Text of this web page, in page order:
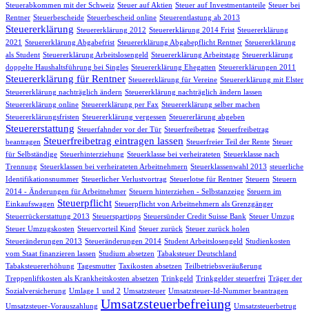
Steuerabkommen mit der Schweiz Steuer auf Aktien Steuer auf Investmentanteile Steuer bei
Rentner Steuerbescheide Steuerbescheid online Steuerentlastung ab 2013
Steuererklärung Steuererklärung 2012 Steuererklärung 2014 Frist Steuererklärung
2021
Steuererklärung Abgabefrist Steuererklärung Abgabepflicht Rentner Steuererklärung
als Student Steuererklärung Arbeitslosengeld Steuererklärung Arbeitstage Steuererklärung
doppelte Haushaltsführung bei Singles Steuererklärung Ehegatten Steuererklärungen 2011
Steuererklärung für Rentner Steuererklärung für Vereine Steuererklärung mit Elster
Steuererklärung nachträglich ändern Steuererklärung nachträglich ändern lassen
Steuererklärung online Steuererklärung per Fax Steuererklärung selber machen
Steuererklärungsfristen Steuererklärung vergessen Steuererlärung abgeben
Steuererstattung Steuerfahnder vor der Tür Steuerfreibetrag Steuerfreibetrag
beantragen Steuerfreibetrag eintragen lassen Steuerfreier Teil der Rente Steuer
für Selbständige Steuerhinterziehung Steuerklasse bei verheirateten Steuerklasse nach
Trennung Steuerklassen bei verheirateten Arbeitnehmern Steuerklassenwahl 2013 steuerliche
Identifikationsnummer Steuerlicher Verlustvortrag Steuerlotse für Rentner Steuern Steuern
2014 - Änderungen für Arbeitnehmer Steuern hinterziehen - Selbstanzeige Steuern im
Einkaufswagen Steuerpflicht Steuerpflicht von Arbeitnehmern als Grenzgänger
Steuerrückerstattung 2013 Steuerspartipps Steuersünder Credit Suisse Bank Steuer Umzug
Steuer Umzugskosten Steuervorteil Kind Steuer zurück Steuer zurück holen
Steueränderungen 2013 Steueränderungen 2014 Student Arbeitslosengeld Studienkosten
vom Staat finanzieren lassen Studium absetzen Tabaksteuer Deutschland
Tabaksteuererhöhung Tagesmutter Taxikosten absetzen Teilbetriebsveräußerung
Treppenliftkosten als Krankheitskosten absetzen Trinkgeld Trinkgelder steuerfrei Träger der
Sozialversicherung Umlage 1 und 2 Umsatzsteuer Umsatzsteuer-Id-Nummer beantragen
Umsatzsteuer-Vorauszahlung Umsatzsteuerbefreiung Umsatzsteuerbetrug